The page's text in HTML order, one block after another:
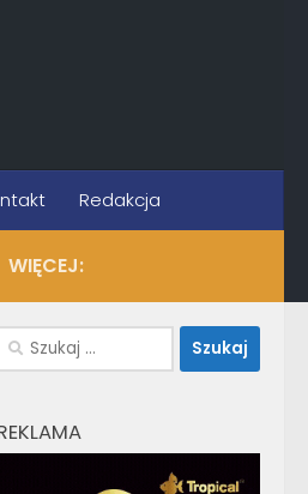
Redakcja
WIĘCEJ:
Szukaj: